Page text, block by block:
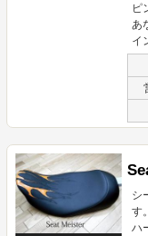
ピ
あ
イ
シ
す。
ハ